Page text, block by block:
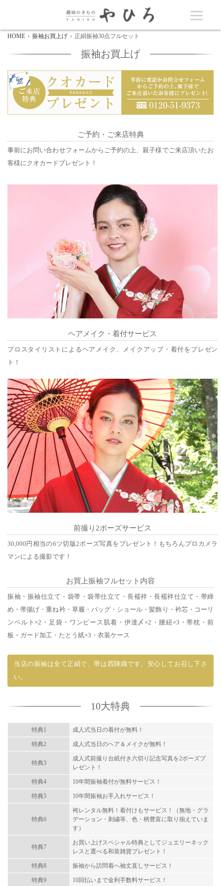
HOME 振袖お買上げ 正絹振袖30点フルセット
振袖お買上げ
ご予約・ご来店特典
事前にお問い合わせフォームからご予約の上、親子様でご来店頂いたお
客様にクオカードプレゼント！
ヘアメイク・着付サービス
プロスタイリストによるヘアメイク、メイクアップ・着付をプレゼン
ト！
前撮り2ポーズサービス
30,000円相当の6ツ切版2ポーズ写真をプレゼント！もちろんプロカメラ
マンによる撮影です！
お買上振袖フルセット内容
振袖・振袖仕立て・袋帯・袋帯仕立て・長襦袢・長襦袢仕立て・帯締
め・帯揚げ・重ね衿・草履・バッグ・ショール・髪飾り・衿芯・コーリ
ンベルト×2・足袋・ワンピース肌着・伊達〆×2・腰紐×3・帯枕・前
板・ガード加工・たとう紙×3・衣装ケース
当店の振袖は全て正絹で、帯は西陣織です。安心してお召し下さ
い。
10大特典
特典1 成人式当日の着付が無料！
特典2 成人式当日のヘア＆メイクが無料！
特典3
成人式前撮り台紙付き六切り記念写真を2ポーズプ
レゼント！
特典4 10年間振袖着付が無料サービス！
特典5 10年間振袖お手入れサービス！
特典6
袴レンタル無料！着付けもサービス！（無地・グラ
デーション・刺繍等、色・柄豊富に取り揃えていま
す）
特典7
お買い上げスペシャル特典としてジュエリーネック
レスと選べる和装雑貨プレゼント！
特典8 振袖から訪問着へ袖丈直しサービス！
特典9 10回払いまで金利手数料サービス！